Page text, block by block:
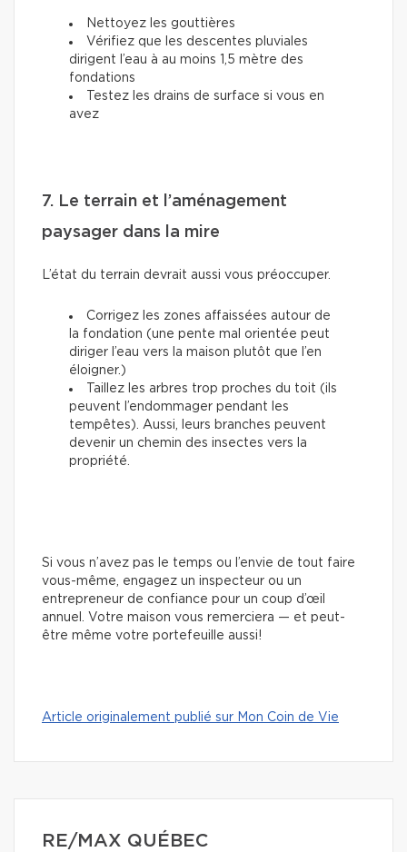
Nettoyez les gouttières
Vérifiez que les descentes pluviales
dirigent l’eau à au moins 1,5 mètre des
fondations
Testez les drains de surface si vous en
avez
7. Le terrain et l’aménagement
paysager dans la mire
L’état du terrain devrait aussi vous préoccuper.
Corrigez les zones affaissées autour de
la fondation (une pente mal orientée peut
diriger l’eau vers la maison plutôt que l’en
éloigner.)
Taillez les arbres trop proches du toit (ils
peuvent l’endommager pendant les
tempêtes). Aussi, leurs branches peuvent
devenir un chemin des insectes vers la
propriété.
Si vous n’avez pas le temps ou l’envie de tout faire
vous-même, engagez un inspecteur ou un
entrepreneur de confiance pour un coup d’œil
annuel. Votre maison vous remerciera — et peut-
être même votre portefeuille aussi!
Article originalement publié sur Mon Coin de Vie
RE/MAX QUÉBEC